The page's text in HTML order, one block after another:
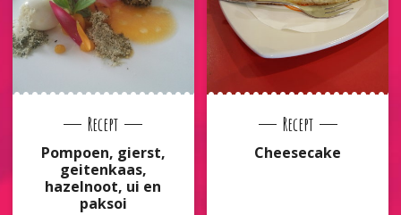
Recept
Pompoen, gierst,
geitenkaas,
hazelnoot, ui en
paksoi
Recept
Cheesecake